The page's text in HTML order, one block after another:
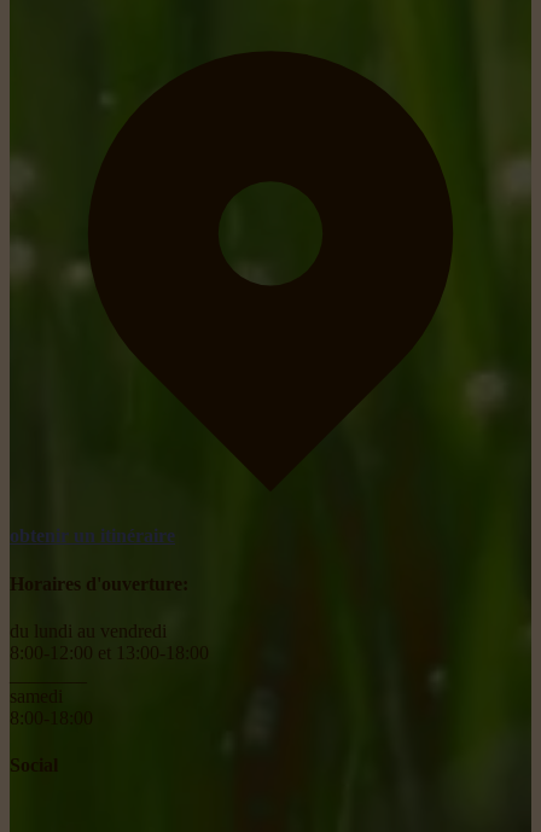
obtenir un itinéraire
Horaires d'ouverture:
du lundi au vendredi
8:00-12:00 et 13:00-18:00
samedi
8:00-18:00
Social